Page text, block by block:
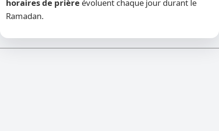
horaires de prière évoluent chaque jour durant le
Ramadan.